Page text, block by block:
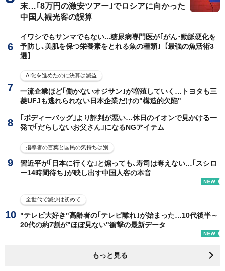
末…｢8万円の激安ツアー｣でロシアに向かった
中国人観光客の誤算
イワシでもサンマでもない...糖尿病専門医が｢がん･動脈硬化を
予防し､美肌を保つ栄養素をとれる魚の種類｣【最強の魚活術3
選】
AI化を進めたのに決算は減益
一流企業ほど｢働かないオジサン｣が増殖していく…トヨタも三
菱UFJも逃れられない日本企業だけの"構造的欠陥"
｢ボディーバッグ｣より評判が悪い…休日のイオンで見かける一
発で｢だらしないお父さん｣になるNGアイテム
指導者の言葉と国民の気持ちは別
習近平が｢日本に行くな｣と煽っても､寿司は奪えない…｢スシロ
ー14時間待ち｣が映し出す中国人客の本音
全世代で減少は初めて
"テレビ大好き"高齢者の｢テレビ離れ｣が始まった…10代後半～
20代の約7割が"ほぼ見ない"衝撃の最新データ
もっと見る